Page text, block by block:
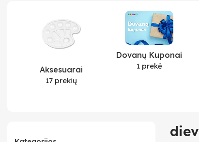
Aksesuarai
17 prekių
Dovanų Kuponai
1 prekė